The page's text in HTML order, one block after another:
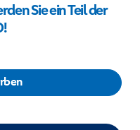
Sie ein Teil der